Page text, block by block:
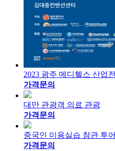
2023 광주 메디헬스 산업전
가격문의
대만 관광객 의료 관광
가격문의
중국인 미용실습 참관 투어
가격문의